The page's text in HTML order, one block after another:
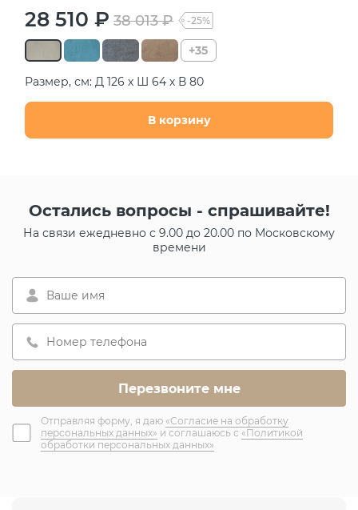
28 510 ₽ 38 013 ₽ -25%
+35
Размер, см: Д 126 х Ш 64 х В 80
В корзину
Остались вопросы - спрашивайте!
На связи ежедневно с 9.00 до 20.00 по Московскому
времени
Отправляя форму, я даю «Согласие на обработку
персональных данных» и соглашаюсь с «Политикой
обработки персональных данных»